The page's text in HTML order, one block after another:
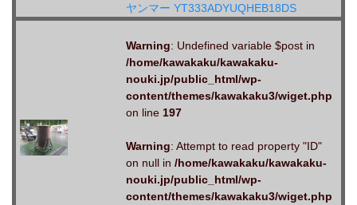
ヤンマー YT333ADYUQHEB18DS
Warning: Undefined variable $post in
/home/kawakaku/kawakaku-
nouki.jp/public_html/wp-
content/themes/kawakaku3/wiget.php
on line 197
Warning: Attempt to read property "ID"
on null in /home/kawakaku/kawakaku-
nouki.jp/public_html/wp-
content/themes/kawakaku3/wiget.php